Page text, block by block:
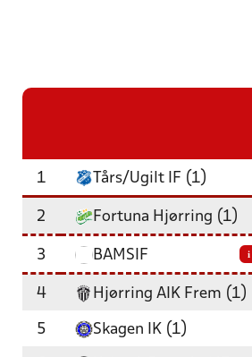
1 Tårs/Ugilt IF (1)
2 Fortuna Hjørring (1)
3 BAMSIF i
4 Hjørring AIK Frem (1)
5 Skagen IK (1)